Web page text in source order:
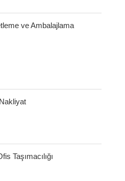
ve Ambalajlama
Taşımacılığı